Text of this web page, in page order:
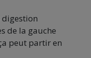
digestion
de la gauche
peut partir en